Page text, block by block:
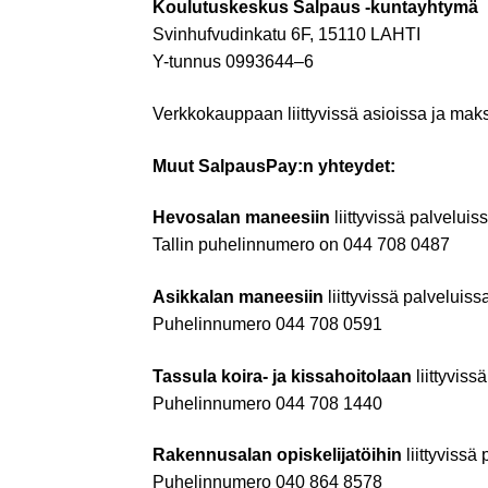
Koulutuskeskus Salpaus -kuntayhtymä
Svinhufvudinkatu 6F, 15110 LAHTI
Y-tunnus 0993644–6
Verkkokauppaan liittyvissä asioissa ja
Muut SalpausPay:n yhteydet:
Hevosalan maneesiin liittyvissä
Tallin puhelinnumero on 044 708 0487
Asikkalan maneesiin liittyvissä
Puhelinnumero 044 708 0591
Tassula koira- ja kissahoitolaan
Puhelinnumero 044 708 1440
Rakennusalan opiskelijatöihin liittyvissä
Puhelinnumero 040 864 8578